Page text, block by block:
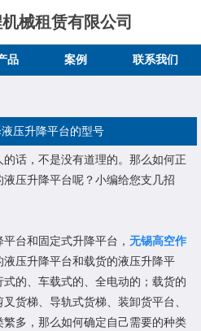
械租赁有限公司
品 案例 联系我们
压升降平台的型号
话，不是没有道理的。那么如何正
压升降平台呢？小编给您支几招
台和固定式升降平台， 无锡高空作
压升降平台和载货的液压升降平
的、车载式的、全电动的；载货的
货梯、导轨式货梯、装卸货平台、
多，那么如何确定自己需要的种类